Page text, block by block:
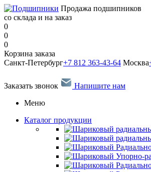
Продажа подшипников
со склада и на заказ
0
0
0
Корзина заказа
Санкт-Петербург+7 812 363-43-64 Москва
Заказать звонок
Напишите нам
Меню
Каталог продукции